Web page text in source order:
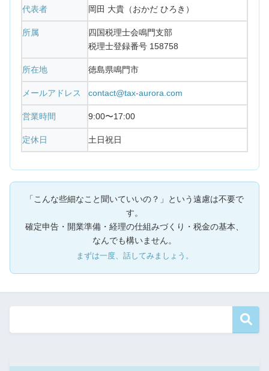
代表者 岡田 大貴（おかだ ひろき）
所属
四国税理士会鳴門支部
税理士登録番号 158758
所在地 徳島県鳴門市
メールアドレス contact@tax-aurora.com
営業時間 9:00〜17:00
定休日 土日祝日
「こんな些細なこと聞いていいの？」という遠慮は不要で
す。
確定申告・開業準備・経理の仕組みづくり・税金の基本、
なんでも構いません。
まずは一度、話してみましょう。